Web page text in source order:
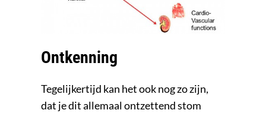
Ontkenning
Tegelijkertijd kan het ook nog zo zijn,
dat je dit allemaal ontzettend stom